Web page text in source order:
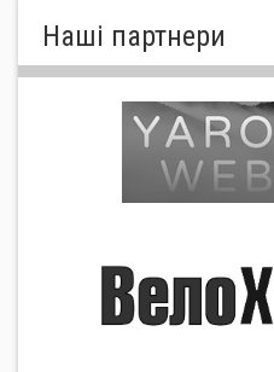
Нашi партнери